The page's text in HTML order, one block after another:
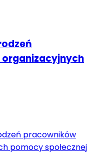
pracowników
pomocy społecznej